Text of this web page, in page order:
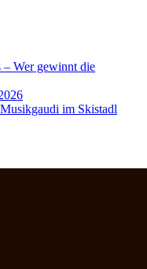
– Wer gewinnt die
im Skistadl